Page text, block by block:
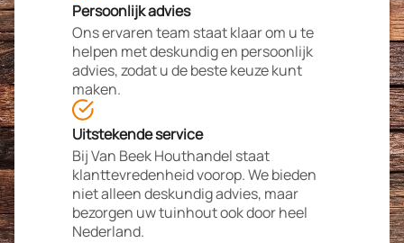
Persoonlijk advies
Ons ervaren team staat klaar om u te
helpen met deskundig en persoonlijk
advies, zodat u de beste keuze kunt
maken.
Uitstekende service
Bij Van Beek Houthandel staat
klanttevredenheid voorop. We bieden
niet alleen deskundig advies, maar
bezorgen uw tuinhout ook door heel
Nederland.